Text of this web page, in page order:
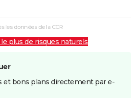
les données de la CCR
plus de risques naturels
et bons plans directement par e-